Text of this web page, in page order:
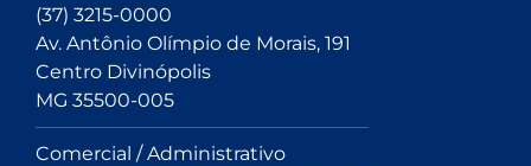
(37) 3215-0000
Av. Antônio Olímpio de Morais, 191
Centro Divinópolis
MG 35500-005
Comercial / Administrativo